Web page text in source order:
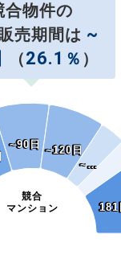
合物件の
売期間は ~
（26.1 ％ ）
競合
マンション
~90日
~90日 ~120日
~120日
~…
~…
181
181